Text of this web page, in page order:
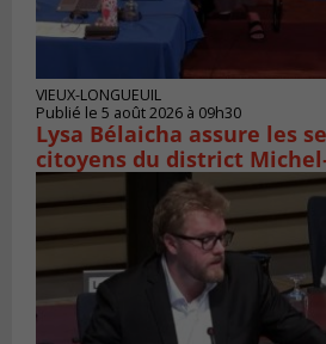
VIEUX-LONGUEUIL
Publié le 5 août 2026 à 09h30
Lysa Bélaicha assure les
citoyens du district